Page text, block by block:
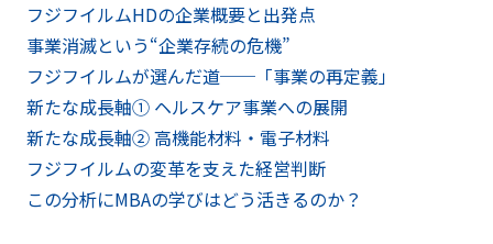
フジフイルムHDの企業概要と出発点
事業消滅という“企業存続の危機”
フジフイルムが選んだ道──「事業の再定義」
新たな成長軸① ヘルスケア事業への展開
新たな成長軸② 高機能材料・電子材料
フジフイルムの変革を支えた経営判断
この分析にMBAの学びはどう活きるのか？